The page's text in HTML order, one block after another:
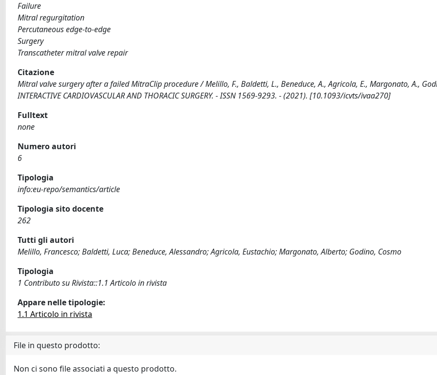
Failure
Mitral regurgitation
Percutaneous edge-to-edge
Surgery
Transcatheter mitral valve repair
Citazione
Mitral valve surgery after a failed MitraClip procedure / Melillo, F., Baldetti, L., Beneduce, A., Agricola, E., Margonato, A.,
INTERACTIVE CARDIOVASCULAR AND THORACIC SURGERY. - ISSN 1569-9293. - (2021). [10.1093/icvts/ivaa270]
Fulltext
none
Numero autori
6
Tipologia
info:eu-repo/semantics/article
Tipologia sito docente
262
Tutti gli autori
Melillo, Francesco; Baldetti, Luca; Beneduce, Alessandro; Agricola, Eustachio; Margonato, Alberto; Godino, Cosmo
Tipologia
1 Contributo su Rivista::1.1 Articolo in rivista
Appare nelle tipologie:
1.1 Articolo in rivista
File in questo prodotto:
Non ci sono file associati a questo prodotto.